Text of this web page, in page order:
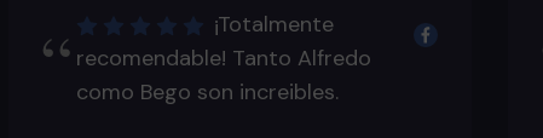
¡Totalmente
recomendable! Tanto Alfredo
como Bego son increibles.